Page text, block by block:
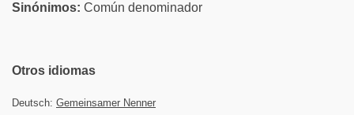
Sinónimos: Común denominador
Otros idiomas
Deutsch: Gemeinsamer Nenner